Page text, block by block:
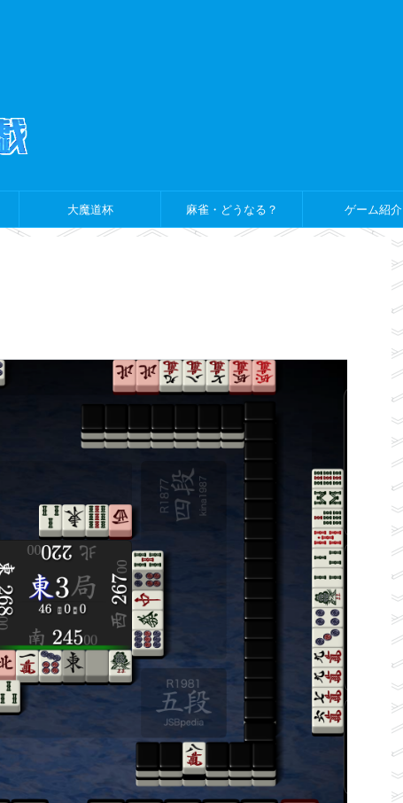
大魔道杯 麻雀・どうなる？ ゲーム紹介